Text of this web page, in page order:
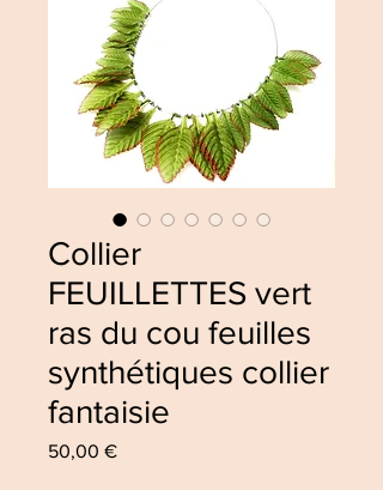
Collier
FEUILLETTES vert
ras du cou feuilles
synthétiques collier
fantaisie
50,00 €Price